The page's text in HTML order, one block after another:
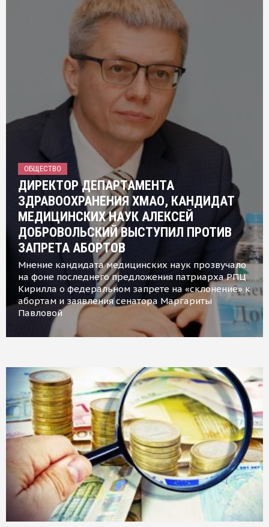
ОБЩЕСТВО
ДИРЕКТОР ДЕПАРТАМЕНТА
ЗДРАВООХРАНЕНИЯ ХМАО, КАНДИДАТ
МЕДИЦИНСКИХ НАУК АЛЕКСЕЙ
ДОБРОВОЛЬСКИЙ ВЫСТУПИЛ ПРОТИВ
ЗАПРЕТА АБОРТОВ
Мнение кандидата медицинских наук прозвучало
на фоне последнего предложения патриарха РПЦ
Кирилла о федеральном запрете на «склонение» к
абортам и заявления сенатора Маргариты
Павловой